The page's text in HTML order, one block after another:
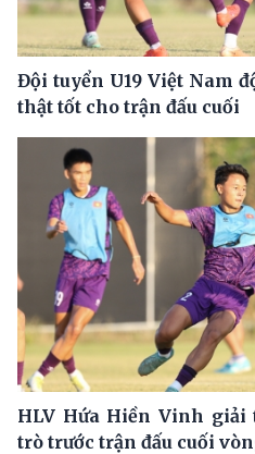
Đội tuyển U19 Việt Nam
thật tốt cho trận đấu cuối
HLV Hứa Hiền Vinh giải
trò trước trận đấu cuối